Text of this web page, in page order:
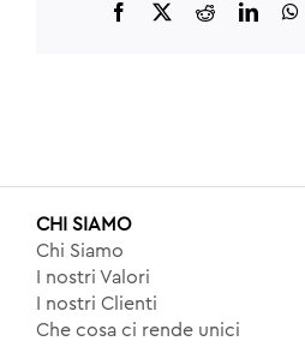
Facebook Reddit
CHI SIAMO
Chi Siamo
I nostri Valori
I nostri Clienti
Che cosa ci rende unici